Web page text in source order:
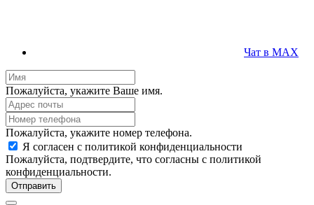
Чат в MAX
Пожалуйста, укажите Ваше имя.
Пожалуйста, укажите номер телефона.
Я согласен с политикой конфиденциальности
Пожалуйста, подтвердите, что согласны с политикой
конфиденциальности.
Отправить